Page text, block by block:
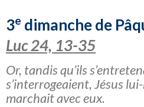
3e dimanche de
Luc 24, 13-35
Or, tandis qu’ils
s’interrogeaient, Jésus
marchait avec eux.